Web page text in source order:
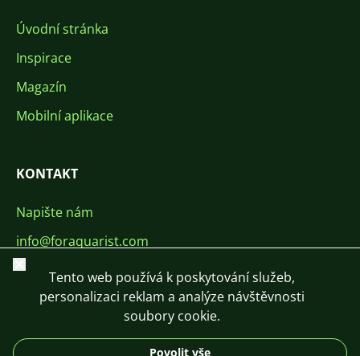
Úvodní stránka
Inspirace
Magazín
Mobilní aplikace
KONTAKT
Napište nám
info@foraquarist.com
+420 603 449 602
Zavřít
Tento web používá k poskytování služeb,
personalizaci reklam a analýze návštěvnosti
soubory cookie.
Povolit vše